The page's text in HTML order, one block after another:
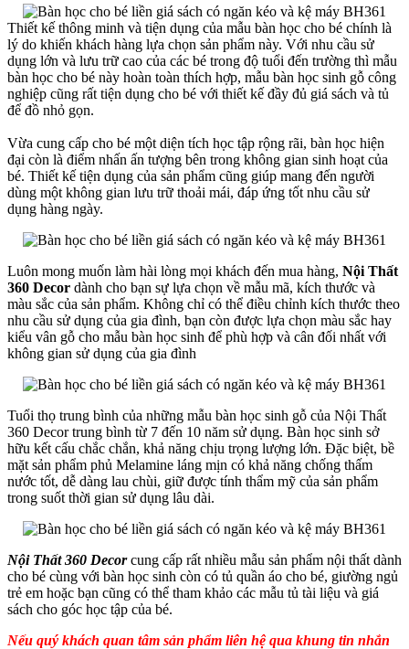
Thiết kế thông minh và tiện dụng của mẫu bàn học cho bé chính là
lý do khiến khách hàng lựa chọn sản phẩm này. Với nhu cầu sử
dụng lớn và lưu trữ cao của các bé trong độ tuổi đến trường thì mẫu
bàn học cho bé này hoàn toàn thích hợp, mẫu bàn học sinh gỗ công
nghiệp cũng rất tiện dụng cho bé với thiết kế đầy đủ giá sách và tủ
để đồ nhỏ gọn.
Vừa cung cấp cho bé một diện tích học tập rộng rãi, bàn học hiện
đại còn là điểm nhấn ấn tượng bên trong không gian sinh hoạt của
bé. Thiết kế tiện dụng của sản phẩm cũng giúp mang đến người
dùng một không gian lưu trữ thoải mái, đáp ứng tốt nhu cầu sử
dụng hàng ngày.
Luôn mong muốn làm hài lòng mọi khách đến mua hàng, Nội Thất
360 Decor dành cho bạn sự lựa chọn về mẫu mã, kích thước và
màu sắc của sản phẩm. Không chỉ có thể điều chỉnh kích thước theo
nhu cầu sử dụng của gia đình, bạn còn được lựa chọn màu sắc hay
kiểu vân gỗ cho mẫu bàn học sinh để phù hợp và cân đối nhất với
không gian sử dụng của gia đình
Tuổi thọ trung bình của những mẫu bàn học sinh gỗ của Nội Thất
360 Decor trung bình từ 7 đến 10 năm sử dụng. Bàn học sinh sở
hữu kết cấu chắc chắn, khả năng chịu trọng lượng lớn. Đặc biệt, bề
mặt sản phẩm phủ Melamine láng mịn có khả năng chống thấm
nước tốt, dễ dàng lau chùi, giữ được tính thẩm mỹ của sản phẩm
trong suốt thời gian sử dụng lâu dài.
Nội Thất 360 Decorcung cấp rất nhiều mẫu sản phẩm nội thất dành
cho bé cùng với bàn học sinh còn có tủ quần áo cho bé, giường ngủ
trẻ em hoặc bạn cũng có thể tham khảo các mẫu tủ tài liệu và giá
sách cho góc học tập của bé.
Nếu quý khách quan tâm sản phẩm liên hệ qua khung tin nhắn